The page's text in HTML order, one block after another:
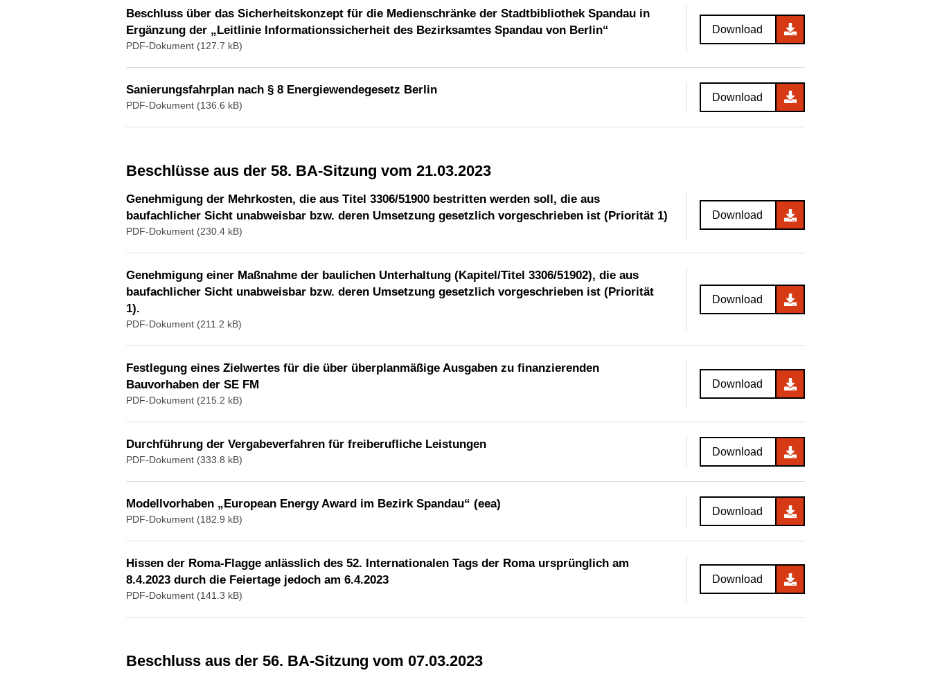
Beschluss über das Sicherheitskonzept für die Medienschränke der Stadtbibliothek Spandau in
Ergänzung der „Leitlinie Informationssicherheit des Bezirksamtes Spandau von Berlin“
PDF-Dokument (127.7 kB)
Download
Sanierungsfahrplan nach § 8 Energiewendegesetz Berlin
PDF-Dokument (136.6 kB)
Download
Beschlüsse aus der 58. BA-Sitzung vom 21.03.2023
Genehmigung der Mehrkosten, die aus Titel 3306/51900 bestritten werden soll, die aus
baufachlicher Sicht unabweisbar bzw. deren Umsetzung gesetzlich vorgeschrieben ist (Priorität 1)
PDF-Dokument (230.4 kB)
Download
Genehmigung einer Maßnahme der baulichen Unterhaltung (Kapitel/Titel 3306/51902), die aus
baufachlicher Sicht unabweisbar bzw. deren Umsetzung gesetzlich vorgeschrieben ist (Priorität
1).
PDF-Dokument (211.2 kB)
Download
Festlegung eines Zielwertes für die über überplanmäßige Ausgaben zu finanzierenden
Bauvorhaben der SE FM
PDF-Dokument (215.2 kB)
Download
Durchführung der Vergabeverfahren für freiberufliche Leistungen
PDF-Dokument (333.8 kB)
Download
Modellvorhaben „European Energy Award im Bezirk Spandau“ (eea)
PDF-Dokument (182.9 kB)
Download
Hissen der Roma-Flagge anlässlich des 52. Internationalen Tags der Roma ursprünglich am
8.4.2023 durch die Feiertage jedoch am 6.4.2023
PDF-Dokument (141.3 kB)
Download
Beschluss aus der 56. BA-Sitzung vom 07.03.2023